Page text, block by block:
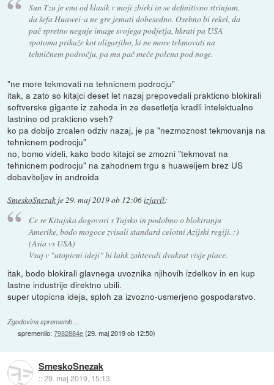
Sun Tzu je ena od klasik v moji zbirki in se definitivno strinjam,
da šefa Huawei-a ne gre jemati dobesedno. Osebno bi rekel, da
pač spretno neguje image svojega podjetja, hkrati pa USA
spotoma prikaže kot oligarjiho, ki ne more tekmovati na
tehničnem področju, pa mu pač meče polena pod noge.
"ne more tekmovati na tehnicnem podrocju"
itak, a zato so kitajci deset let nazaj prepovedali prakticno blokirali
softverske gigante iz zahoda in ze desetletja kradli intelektualno
lastnino od prakticno vseh?
ko pa dobijo zrcalen odziv nazaj, je pa "nezmoznost tekmovanja na
tehnicnem podrocju"
no, bomo videli, kako bodo kitajci se zmozni "tekmovat na
tehnicnem podrocju" na zahodnem trgu s huaweijem brez US
dobaviteljev in androida
SmeskoSnezak je 29. maj 2019 ob 12:06izjavil:
Ce se Kitajska dogovori s Tajsko in podobno o blokiranju
Amerike, bodo mogoce zvisali standard celotni Azijski regiji. :)
(Asia vs USA)
Vsaj v "utopicni ideji" bi lahk zahtevali dvakrat visje place.
itak, bodo blokirali glavnega uvoznika njihovih izdelkov in en kup
lastne industrije direktno ubili.
super utopicna ideja, sploh za izvozno-usmerjeno gospodarstvo.
Zgodovina sprememb…
spremenilo:7982884e(29. maj 2019 ob 12:50)
SmeskoSnezak
::29. maj 2019, 15:13